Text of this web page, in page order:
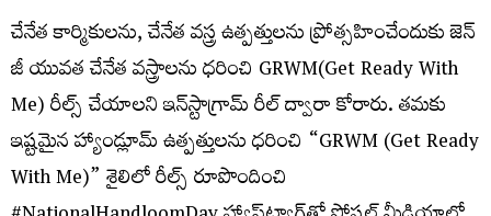
చేనేత కార్మికులను, చేనేత వస్త్ర ఉత్పత్తులను ప్రోత్సహించేందుకు జెన్
జీ యువత చేనేత వస్త్రాలను ధరించి GRWM(Get Ready With
Me) రీల్స్ చేయాలని ఇన్‌స్టాగ్రామ్ రీల్‌ ద్వారా కోరారు. తమకు
ఇష్టమైన హ్యాండ్లూమ్ ఉత్పత్తులను ధరించి “GRWM (Get Ready
With Me)” శైలిలో రీల్స్ రూపొందించి